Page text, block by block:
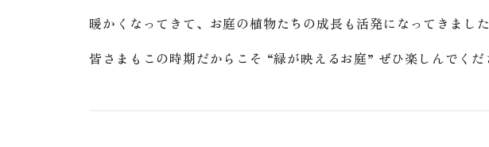
暖かくなってきて、お庭の植物たちの成長も活発になってきまし
皆さまもこの時期だからこそ “緑が映えるお庭” ぜひ楽しんでくだ